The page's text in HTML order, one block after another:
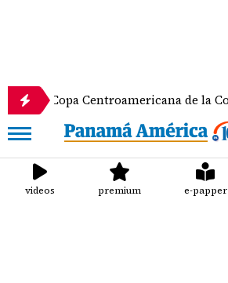
Centroamericana de la Concacaf
videos premium e-papper